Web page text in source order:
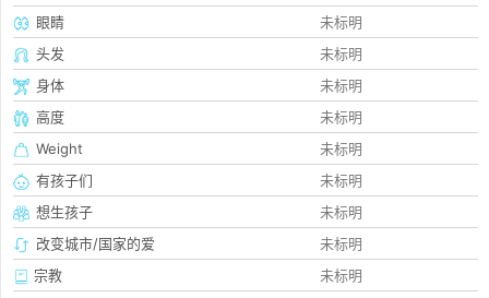
眼睛
未标明
头发
未标明
身体
未标明
高度
未标明
Weight
未标明
有孩子们
未标明
想生孩子
未标明
改变城市/国家的爱
未标明
宗教
未标明